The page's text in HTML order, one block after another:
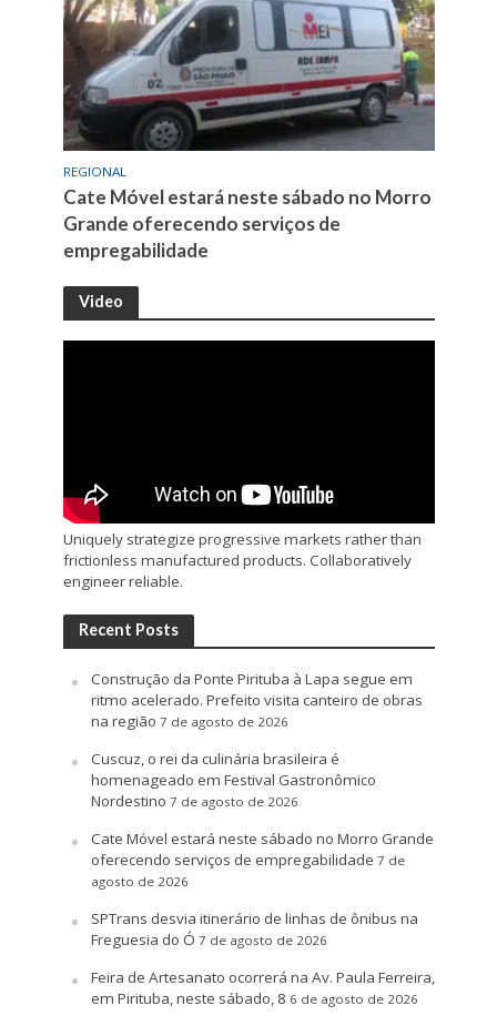
REGIONAL
Cate Móvel estará neste sábado no Morro
Grande oferecendo serviços de
empregabilidade
Video
Uniquely strategize progressive markets rather than
frictionless manufactured products. Collaboratively
engineer reliable.
Recent Posts
Construção da Ponte Pirituba à Lapa segue em
ritmo acelerado. Prefeito visita canteiro de obras
na região 7 de agosto de 2026
Cuscuz, o rei da culinária brasileira é
homenageado em Festival Gastronômico
Nordestino 7 de agosto de 2026
Cate Móvel estará neste sábado no Morro Grande
oferecendo serviços de empregabilidade 7 de
agosto de 2026
SPTrans desvia itinerário de linhas de ônibus na
Freguesia do Ó 7 de agosto de 2026
Feira de Artesanato ocorrerá na Av. Paula Ferreira,
em Pirituba, neste sábado, 8 6 de agosto de 2026